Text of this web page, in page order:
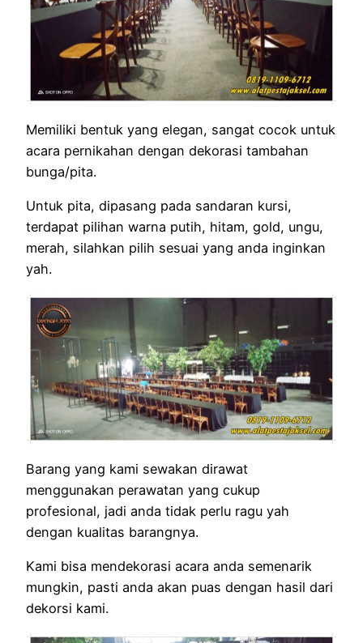
Memiliki bentuk yang elegan, sangat cocok untuk
acara pernikahan dengan dekorasi tambahan
bunga/pita.
Untuk pita, dipasang pada sandaran kursi,
terdapat pilihan warna putih, hitam, gold, ungu,
merah, silahkan pilih sesuai yang anda inginkan
yah.
Barang yang kami sewakan dirawat
menggunakan perawatan yang cukup
profesional, jadi anda tidak perlu ragu yah
dengan kualitas barangnya.
Kami bisa mendekorasi acara anda semenarik
mungkin, pasti anda akan puas dengan hasil dari
dekorsi kami.